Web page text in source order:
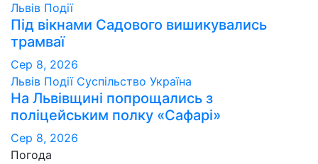
Львів Події
Під вікнами Садового вишикувались
трамваї
Сер 8, 2026
Львів Події Суспільство Україна
На Львівщині попрощались з
поліцейським полку «Сафарі»
Сер 8, 2026
Погода